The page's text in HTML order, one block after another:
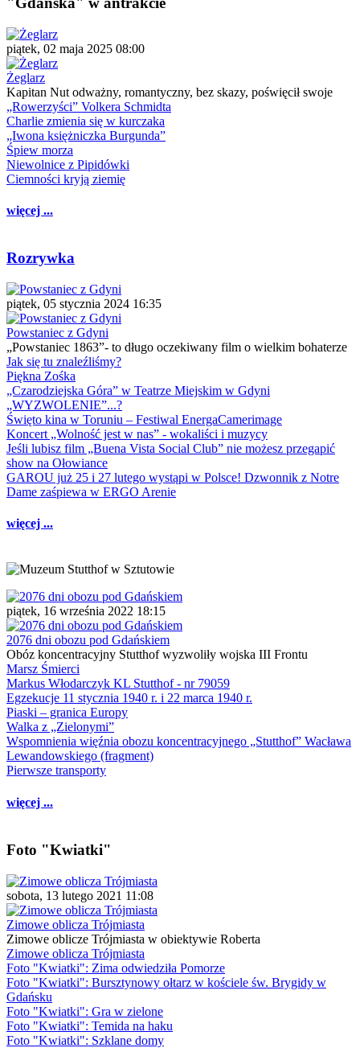
piątek, 02 maja 2025 08:00
Żeglarz
Kapitan Nut odważny, romantyczny, bez skazy, poświęcił swoje
„Rowerzyści” Volkera Schmidta
Charlie zmienia się w kurczaka
„Iwona księżniczka Burgunda”
Śpiew morza
Niewolnice z Pipidówki
Ciemności kryją ziemię
więcej ...
Rozrywka
piątek, 05 stycznia 2024 16:35
Powstaniec z Gdyni
„Powstaniec 1863”- to długo oczekiwany film o wielkim bohaterze
Jak się tu znaleźliśmy?
Piękna Zośka
„Czarodziejska Góra” w Teatrze Miejskim w Gdyni
„WYZWOLENIE”...?
Święto kina w Toruniu – Festiwal EnergaCamerimage
Koncert „Wolność jest w nas” - wokaliści i muzycy
Jeśli lubisz film „Buena Vista Social Club” nie możesz przegapić
show na Ołowiance
GAROU już 25 i 27 lutego wystąpi w Polsce! Dzwonnik z Notre
Dame zaśpiewa w ERGO Arenie
więcej ...
piątek, 16 września 2022 18:15
2076 dni obozu pod Gdańskiem
Obóz koncentracyjny Stutthof wyzwoliły wojska III Frontu
Marsz Śmierci
Markus Włodarczyk KL Stutthof - nr 79059
Egzekucje 11 stycznia 1940 r. i 22 marca 1940 r.
Piaski – granica Europy
Walka z „Zielonymi”
Wspomnienia więźnia obozu koncentracyjnego „Stutthof” Wacława
Lewandowskiego (fragment)
Pierwsze transporty
więcej ...
Foto "Kwiatki"
sobota, 13 lutego 2021 11:08
Zimowe oblicza Trójmiasta
Zimowe oblicze Trójmiasta w obiektywie Roberta
Zimowe oblicza Trójmiasta
Foto "Kwiatki": Zima odwiedziła Pomorze
Foto "Kwiatki": Bursztynowy ołtarz w kościele św. Brygidy w
Gdańsku
Foto "Kwiatki": Gra w zielone
Foto "Kwiatki": Temida na haku
Foto "Kwiatki": Szklane domy